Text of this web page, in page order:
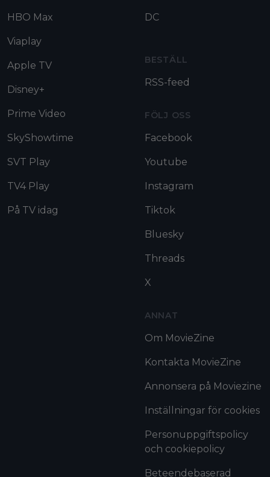
HBO Max
Viaplay
Apple TV
Disney+
Prime Video
SkyShowtime
SVT Play
TV4 Play
På TV idag
DC
BESTÄLL
RSS-feed
FÖLJ OSS
Facebook
Youtube
Instagram
Tiktok
Bluesky
Threads
X
ANNAT
Om MovieZine
Kontakta MovieZine
Annonsera på Moviezine
Inställningar för cookies
Personuppgiftspolicy
och cookiepolicy
Beteendebaserad